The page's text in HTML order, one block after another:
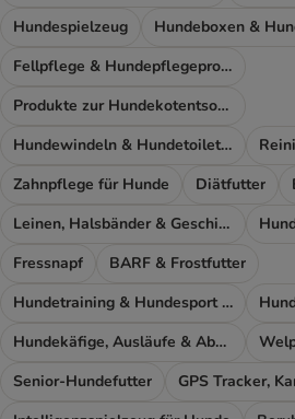
Hundespielzeug
Fellpflege & Hundepflegeprodukte
Produkte zur Hundekotentsorgung
Hundewindeln & Hundetoiletten
Zahnpflege für Hunde
Diätfutter
Leinen, Halsbänder & Geschirre
Fressnapf
BARF & Frostfutter
Hundetraining & Hundesport Zubehör
Hundekäfige, Ausläufe & Absperrgitter
Senior-Hundefutter
GPS Tracker,